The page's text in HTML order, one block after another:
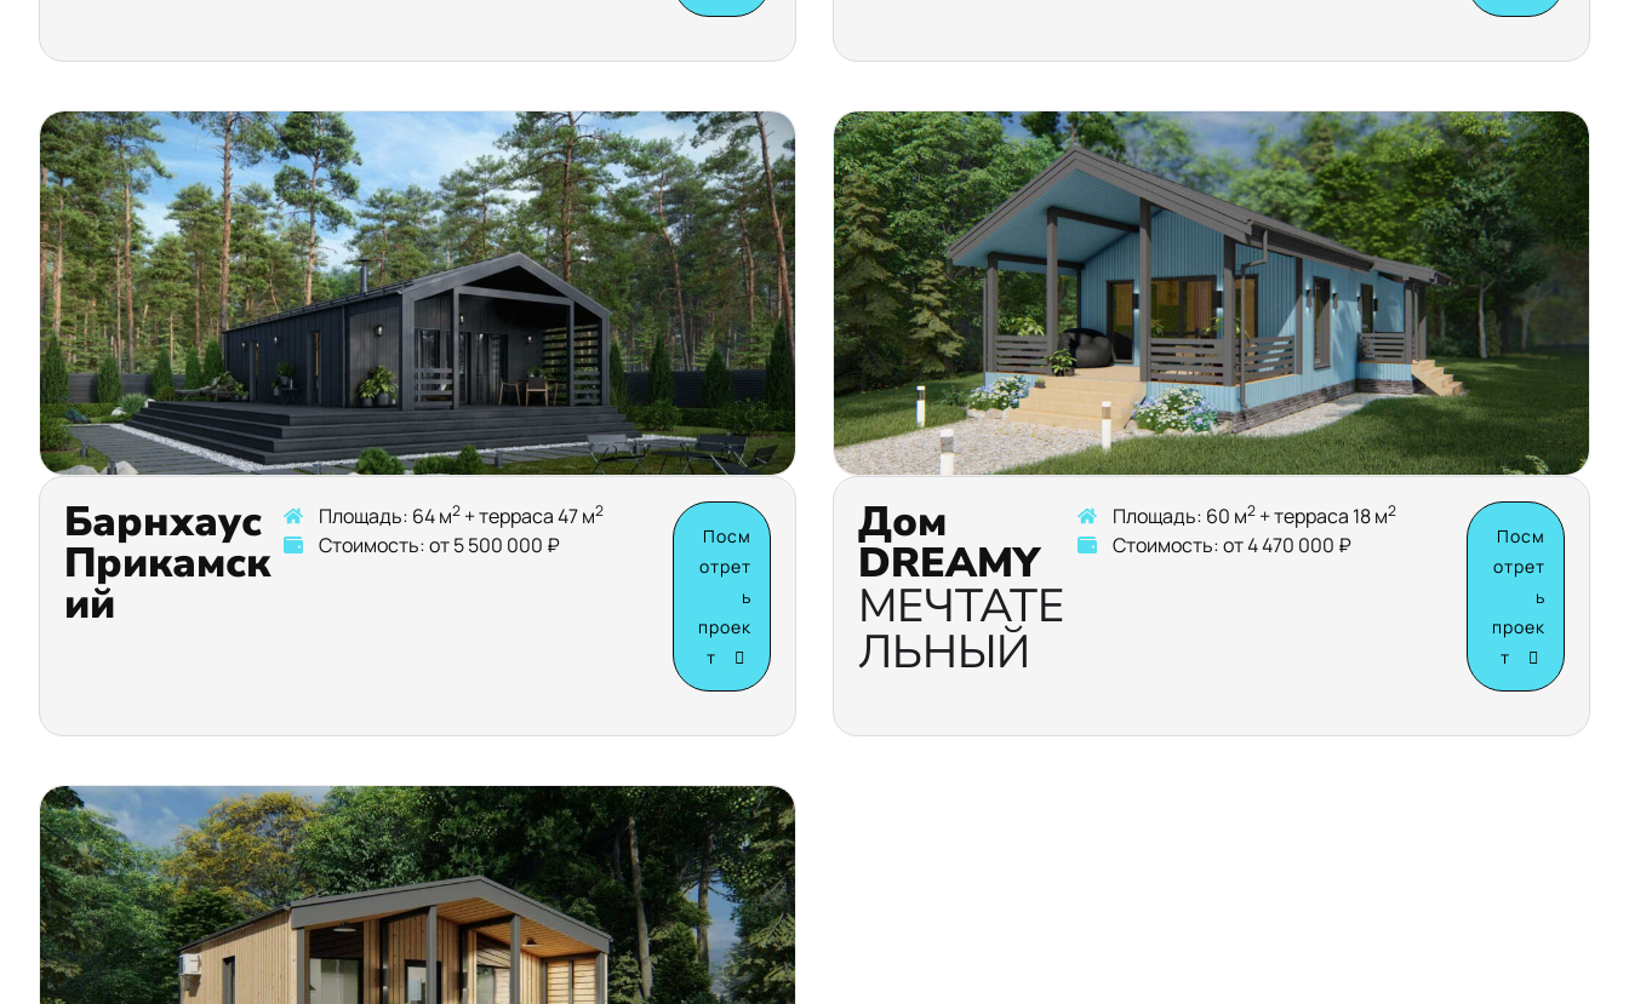
Барнхаус
Прикамск
ий
Площадь: 64 м2+ терраса 47 м2
Стоимость: от 5 500 000 ₽
Посм
отрет
ь
проек
т
Дом
DREAMY
МЕЧТАТЕ
ЛЬНЫЙ
Площадь: 60 м2+ терраса 18 м2
Стоимость: от 4 470 000 ₽
Посм
отрет
ь
проек
т